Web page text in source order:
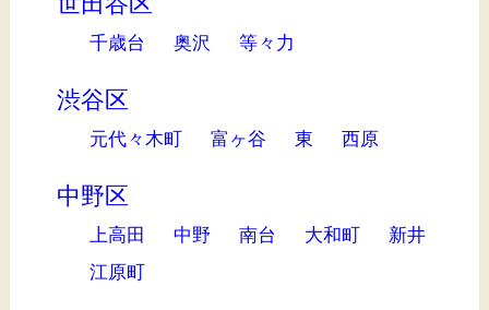
千歳台 奥沢 等々力
渋谷区
元代々木町 富ヶ谷 東 西原
中野区
上高田 中野 南台 大和町
新井
江原町